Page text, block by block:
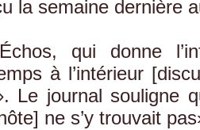
la semaine dernière
qui donne
à l’intérieur
Le journal souligne
ne s’y trouvait